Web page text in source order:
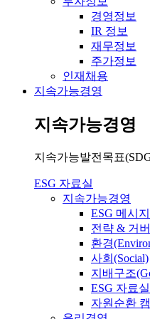
경영정보
IR 정보
재무정보
주가정보
인재채용
지속가능경영
지속가능경영
지속가능발전목표
ESG 자료실
지속가능경영
ESG 메시지
전략 & 거
환경
사회(Social)
지배구조
ESG 자료실
자원순환